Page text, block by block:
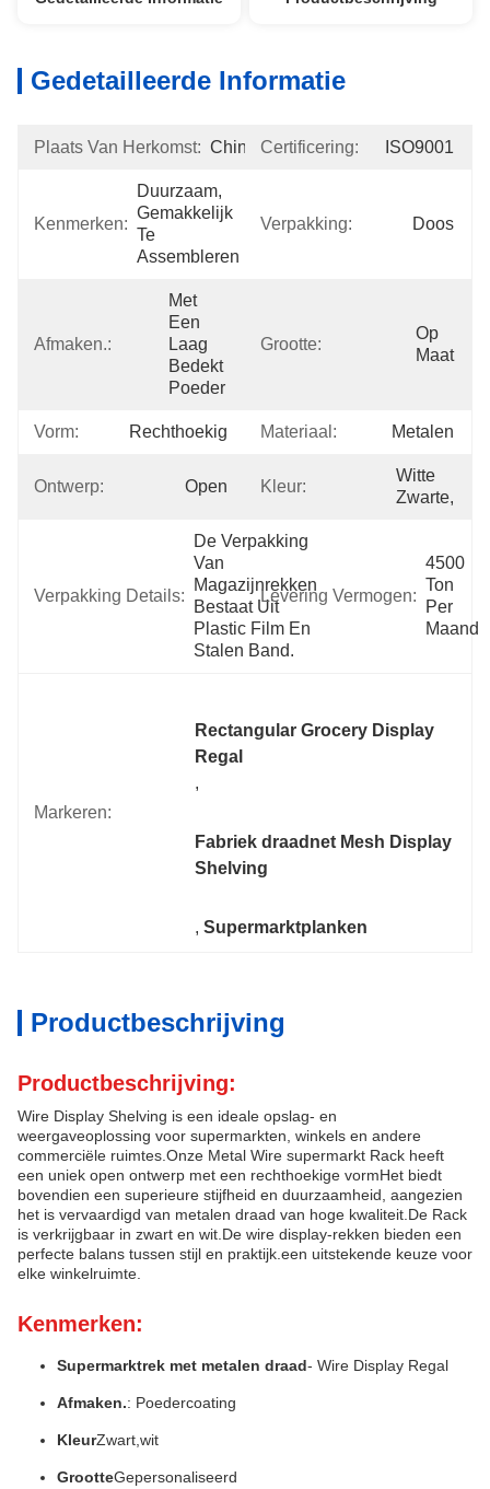
Gedetailleerde Informatie
Plaats Van Herkomst: China Certificering: ISO9001
Kenmerken:
Duurzaam,
Gemakkelijk
Te
Assembleren
Verpakking: Doos
Afmaken.:
Met
Een
Laag
Bedekt
Poeder
Grootte:
Op
Maat
Vorm: Rechthoekig Materiaal: Metalen
Ontwerp: Open Kleur:
Witte
Zwarte,
Verpakking Details:
De Verpakking
Van
Magazijnrekken
Bestaat Uit
Plastic Film En
Stalen Band.
Levering Vermogen:
4500
Ton
Per
Maand
Markeren:
Rectangular Grocery Display
Regal
,
Fabriek draadnet Mesh Display
Shelving
, Supermarktplanken
Productbeschrijving
Productbeschrijving:
Wire Display Shelving is een ideale opslag- en
weergaveoplossing voor supermarkten, winkels en andere
commerciële ruimtes.Onze Metal Wire supermarkt Rack heeft
een uniek open ontwerp met een rechthoekige vormHet biedt
bovendien een superieure stijfheid en duurzaamheid, aangezien
het is vervaardigd van metalen draad van hoge kwaliteit.De Rack
is verkrijgbaar in zwart en wit.De wire display-rekken bieden een
perfecte balans tussen stijl en praktijk.een uitstekende keuze voor
elke winkelruimte.
Kenmerken:
Supermarktrek met metalen draad- Wire Display Regal
Afmaken.: Poedercoating
KleurZwart,wit
GrootteGepersonaliseerd